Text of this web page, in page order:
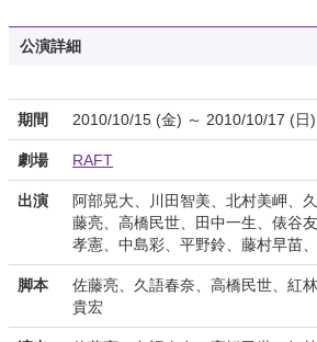
公演詳細
期間 2010/10/15 (金) ～ 2010/10/17 (日)
劇場 RAFT
出演
阿部晃大、川田智美、北村美岬、
藤亮、高橋民世、田中一生、俵谷
孝憲、中島彩、平野鈴、藤村早苗
脚本
佐藤亮、久語春奈、高橋民世、紅
貴宏